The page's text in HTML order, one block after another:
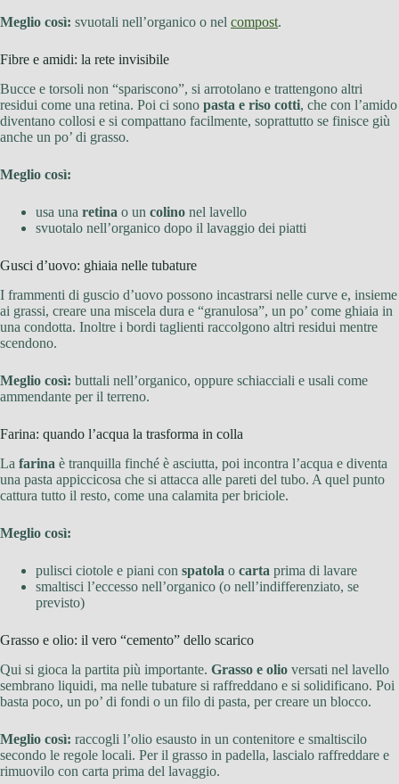
Meglio così: svuotali nell’organico o nel compost.
Fibre e amidi: la rete invisibile
Bucce e torsoli non “spariscono”, si arrotolano e trattengono altri
residui come una retina. Poi ci sono pasta e riso cotti, che con l’amido
diventano collosi e si compattano facilmente, soprattutto se finisce giù
anche un po’ di grasso.
Meglio così:
usa una retina o un colino nel lavello
svuotalo nell’organico dopo il lavaggio dei piatti
Gusci d’uovo: ghiaia nelle tubature
I frammenti di guscio d’uovo possono incastrarsi nelle curve e, insieme
ai grassi, creare una miscela dura e “granulosa”, un po’ come ghiaia in
una condotta. Inoltre i bordi taglienti raccolgono altri residui mentre
scendono.
Meglio così: buttali nell’organico, oppure schiacciali e usali come
ammendante per il terreno.
Farina: quando l’acqua la trasforma in colla
La farina è tranquilla finché è asciutta, poi incontra l’acqua e diventa
una pasta appiccicosa che si attacca alle pareti del tubo. A quel punto
cattura tutto il resto, come una calamita per briciole.
Meglio così:
pulisci ciotole e piani con spatola o carta prima di lavare
smaltisci l’eccesso nell’organico (o nell’indifferenziato, se
previsto)
Grasso e olio: il vero “cemento” dello scarico
Qui si gioca la partita più importante. Grasso e olio versati nel lavello
sembrano liquidi, ma nelle tubature si raffreddano e si solidificano. Poi
basta poco, un po’ di fondi o un filo di pasta, per creare un blocco.
Meglio così: raccogli l’olio esausto in un contenitore e smaltiscilo
secondo le regole locali. Per il grasso in padella, lascialo raffreddare e
rimuovilo con carta prima del lavaggio.